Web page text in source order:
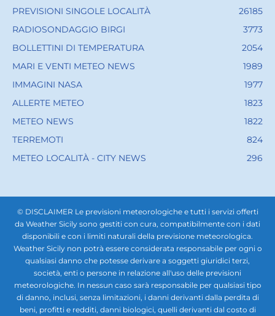
PREVISIONI SINGOLE LOCALITÀ
26185
RADIOSONDAGGIO BIRGI
3773
BOLLETTINI DI TEMPERATURA
2054
MARI E VENTI METEO NEWS
1989
IMMAGINI NASA
1977
ALLERTE METEO
1823
METEO NEWS
1822
TERREMOTI
824
METEO LOCALITÀ - CITY NEWS
296
© DISCLAIMER Le previsioni meteorologiche e tutti i servizi offerti
da Weather Sicily sono gestiti con cura, compatibilmente con i dati
disponibili e con i limiti naturali della previsione meteorologica.
Weather Sicily non potrà essere considerata responsabile per ogni o
qualsiasi danno che potesse derivare a soggetti giuridici terzi,
società, enti o persone in relazione all'uso delle previsioni
meteorologiche. In nessun caso sarà responsabile per qualsiasi tipo
di danno, inclusi, senza limitazioni, i danni derivanti dalla perdita di
beni, profitti e redditi, danni biologici, quelli derivanti dal costo di